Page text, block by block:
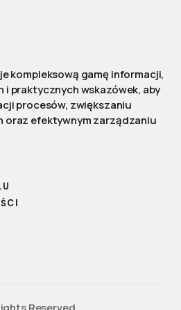
kompleksową gamę informacji,
i praktycznych wskazówek, aby
procesów, zwiększaniu
oraz efektywnym zarządzaniu